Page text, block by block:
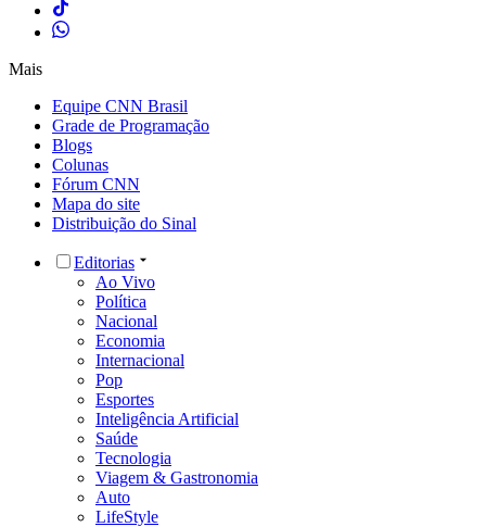
Mais
Equipe CNN Brasil
Grade de Programação
Blogs
Colunas
Fórum CNN
Mapa do site
Distribuição do Sinal
Editorias
Ao Vivo
Política
Nacional
Economia
Internacional
Pop
Esportes
Inteligência Artificial
Saúde
Tecnologia
Viagem & Gastronomia
Auto
LifeStyle